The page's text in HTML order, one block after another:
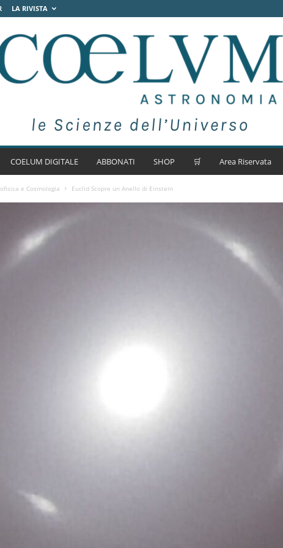
LA RIVISTA
COELUM DIGITALE ABBONATI SHOP 🛒 Area Riservata
e Cosmologia Euclid Scopre un Anello di Einstein